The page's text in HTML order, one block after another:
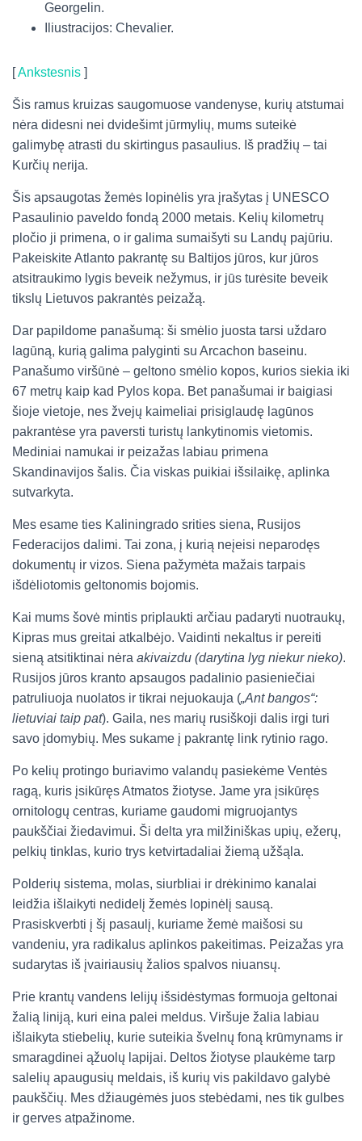
Georgelin.
Iliustracijos: Chevalier.
Ankstesnis
Šis ramus kruizas saugomuose vandenyse, kurių atstumai
nėra didesni nei dvidešimt jūrmylių, mums suteikė
galimybę atrasti du skirtingus pasaulius. Iš pradžių – tai
Kurčių nerija.
Šis apsaugotas žemės lopinėlis yra įrašytas į UNESCO
Pasaulinio paveldo fondą 2000 metais. Kelių kilometrų
pločio ji primena, o ir galima sumaišyti su Landų pajūriu.
Pakeiskite Atlanto pakrantę su Baltijos jūros, kur jūros
atsitraukimo lygis beveik nežymus, ir jūs turėsite beveik
tikslų Lietuvos pakrantės peizažą.
Dar papildome panašumą: ši smėlio juosta tarsi uždaro
lagūną, kurią galima palyginti su Arcachon baseinu.
Panašumo viršūnė – geltono smėlio kopos, kurios siekia iki
67 metrų kaip kad Pylos kopa. Bet panašumai ir baigiasi
šioje vietoje, nes žvejų kaimeliai prisiglaudę lagūnos
pakrantėse yra paversti turistų lankytinomis vietomis.
Mediniai namukai ir peizažas labiau primena
Skandinavijos šalis. Čia viskas puikiai išsilaikę, aplinka
sutvarkyta.
Mes esame ties Kaliningrado srities siena, Rusijos
Federacijos dalimi. Tai zona, į kurią neįeisi neparodęs
dokumentų ir vizos. Siena pažymėta mažais tarpais
išdėliotomis geltonomis bojomis.
Kai mums šovė mintis priplaukti arčiau padaryti nuotraukų,
Kipras mus greitai atkalbėjo. Vaidinti nekaltus ir pereiti
sieną atsitiktinai nėra akivaizdu (darytina lyg niekur nieko).
Rusijos jūros kranto apsaugos padalinio pasieniečiai
patruliuoja nuolatos ir tikrai nejuokauja („Ant bangos“:
lietuviai taip pat). Gaila, nes marių rusiškoji dalis irgi turi
savo įdomybių. Mes sukame į pakrantę link rytinio rago.
Po kelių protingo buriavimo valandų pasiekėme Ventės
ragą, kuris įsikūręs Atmatos žiotyse. Jame yra įsikūręs
ornitologų centras, kuriame gaudomi migruojantys
paukščiai žiedavimui. Ši delta yra milžiniškas upių, ežerų,
pelkių tinklas, kurio trys ketvirtadaliai žiemą užšąla.
Polderių sistema, molas, siurbliai ir drėkinimo kanalai
leidžia išlaikyti nedidelį žemės lopinėlį sausą.
Prasiskverbti į šį pasaulį, kuriame žemė maišosi su
vandeniu, yra radikalus aplinkos pakeitimas. Peizažas yra
sudarytas iš įvairiausių žalios spalvos niuansų.
Prie krantų vandens lelijų išsidėstymas formuoja geltonai
žalią liniją, kuri eina palei meldus. Viršuje žalia labiau
išlaikyta stiebelių, kurie suteikia švelnų foną krūmynams ir
smaragdinei ąžuolų lapijai. Deltos žiotyse plaukėme tarp
salelių apaugusių meldais, iš kurių vis pakildavo galybė
paukščių. Mes džiaugėmės juos stebėdami, nes tik gulbes
ir gerves atpažinome.